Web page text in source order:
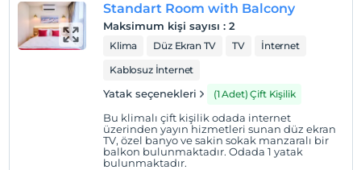
Check/out
En geç saat 15:00 ve öncesi
Evcil Hayvan
Evcil hayvan kabul edilmemektedir.
Sigara içilen alanlar var
2 yaşına kadar olan bebekler ücretsizdir.
Standart Room with Balcony
Maksimum kişi sayısı : 2
Klima Düz Ekran TV TV
İnternet
Kablosuz İnternet
Yatak seçenekleri (1 Adet) Çift Kişilik
Bu klimalı çift kişilik odada internet
üzerinden yayın hizmetleri sunan düz ekran
TV, özel banyo ve sakin sokak manzaralı bir
balkon bulunmaktadır. Odada 1 yatak
bulunmaktadır.